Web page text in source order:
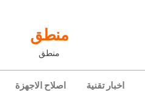
منطق
منطق
اخبار تقنية اصلاح الاجهزة